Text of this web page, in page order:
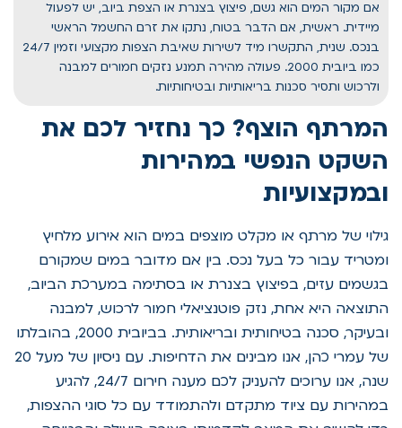
אם מקור המים הוא גשם, פיצוץ בצנרת או הצפת ביוב, יש לפעול
מיידית. ראשית, אם הדבר בטוח, נתקו את זרם החשמל הראשי
בנכס. שנית, התקשרו מיד לשירות שאיבת הצפות מקצועי וזמין 24/7
כמו ביובית 2000. פעולה מהירה תמנע נזקים חמורים למבנה
ולרכוש ותסיר סכנות בריאותיות ובטיחותיות.
המרתף הוצף? כך נחזיר לכם את
השקט הנפשי במהירות
ובמקצועיות
גילוי של מרתף או מקלט מוצפים במים הוא אירוע מלחיץ
ומטריד עבור כל בעל נכס. בין אם מדובר במים שמקורם
בגשמים עזים, בפיצוץ בצנרת או בסתימה במערכת הביוב,
התוצאה היא אחת, נזק פוטנציאלי חמור לרכוש, למבנה
ובעיקר, סכנה בטיחותית ובריאותית. בביובית 2000, בהובלתו
של עמרי כהן, אנו מבינים את הדחיפות. עם ניסיון של מעל 20
שנה, אנו ערוכים להעניק לכם מענה חירום 24/7, להגיע
במהירות עם ציוד מתקדם ולהתמודד עם כל סוגי ההצפות,